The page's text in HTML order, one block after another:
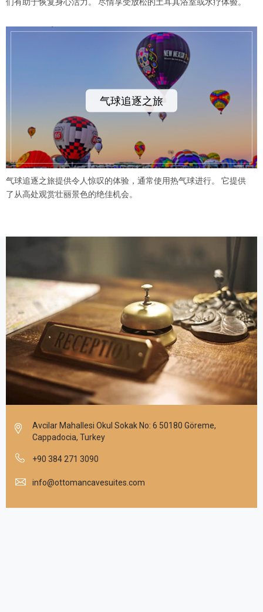
们有助于恢复身心活力。 尽情享受放松的土耳其浴室或水疗体验。
气球追逐之旅
气球追逐之旅提供令人惊叹的体验，通常使用热气球进行。 它提供
了从高处观赏壮丽景色的绝佳机会。
Avcilar Mahallesi Okul Sokak No: 6 50180 Göreme,
Cappadocia, Turkey
+90 384 271 3090
info@ottomancavesuites.com